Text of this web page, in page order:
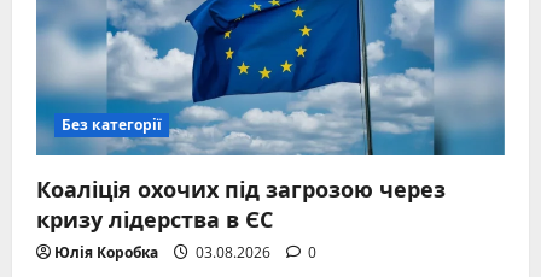
Без категорії
Коаліція охочих під загрозою через
кризу лідерства в ЄС
Юлія Коробка 03.08.2026 0